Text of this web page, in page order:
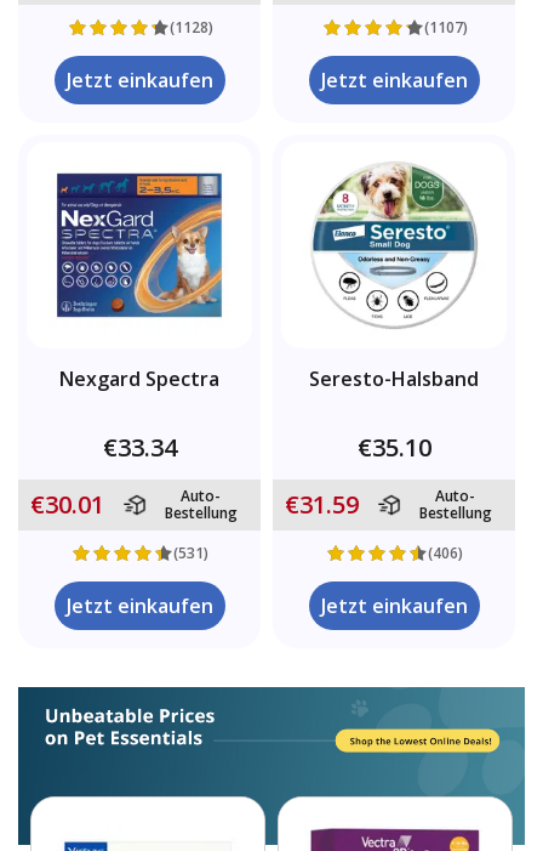
(1128)
Jetzt einkaufen
(1107)
Jetzt einkaufen
Nexgard Spectra
€33.34
€30.01
Auto-
Bestellung
(531)
Jetzt einkaufen
Seresto-Halsband
€35.10
€31.59
Auto-
Bestellung
(406)
Jetzt einkaufen